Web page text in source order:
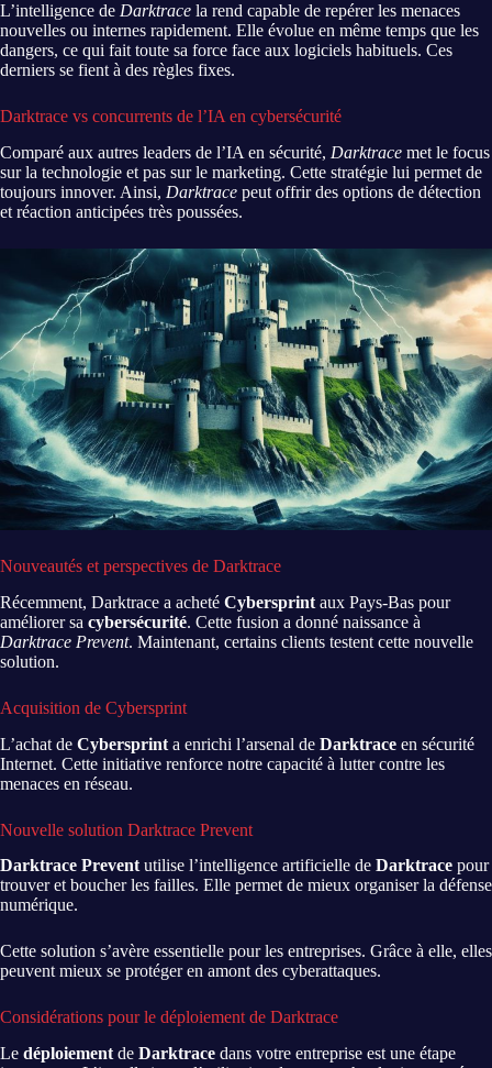
L’intelligence de Darktrace la rend capable de repérer les menaces
nouvelles ou internes rapidement. Elle évolue en même temps que les
dangers, ce qui fait toute sa force face aux logiciels habituels. Ces
derniers se fient à des règles fixes.
Darktrace vs concurrents de l’IA en cybersécurité
Comparé aux autres leaders de l’IA en sécurité, Darktrace met le focus
sur la technologie et pas sur le marketing. Cette stratégie lui permet de
toujours innover. Ainsi, Darktrace peut offrir des options de détection
et réaction anticipées très poussées.
Nouveautés et perspectives de Darktrace
Récemment, Darktrace a acheté Cybersprint aux Pays-Bas pour
améliorer sa cybersécurité. Cette fusion a donné naissance à
Darktrace Prevent. Maintenant, certains clients testent cette nouvelle
solution.
Acquisition de Cybersprint
L’achat de Cybersprint a enrichi l’arsenal de Darktrace en sécurité
Internet. Cette initiative renforce notre capacité à lutter contre les
menaces en réseau.
Nouvelle solution Darktrace Prevent
Darktrace Prevent utilise l’intelligence artificielle de Darktrace pour
trouver et boucher les failles. Elle permet de mieux organiser la défense
numérique.
Cette solution s’avère essentielle pour les entreprises. Grâce à elle, elles
peuvent mieux se protéger en amont des cyberattaques.
Considérations pour le déploiement de Darktrace
Le déploiement de Darktrace dans votre entreprise est une étape